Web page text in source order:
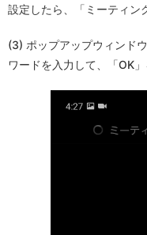
設定したら、「ミーティン
(3) ポップアップウィンド
ワードを入力して、「OK」